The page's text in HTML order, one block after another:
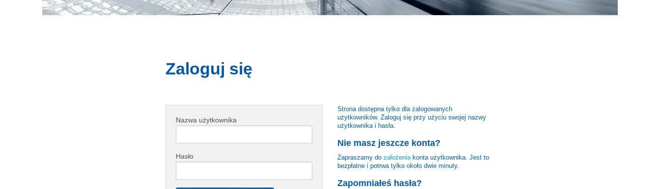
Zaloguj się
Nazwa użytkownika
Hasło
Strona dostępna tylko dla zalogowanych
użytkowników. Zaloguj się przy użyciu swojej nazwy
użytkownika i hasła.
Nie masz jeszcze konta?
Zapraszamy do założeniakonta użytkownika. Jest to
bezpłatne i potrwa tylko około dwie minuty.
Zapomniałeś hasła?